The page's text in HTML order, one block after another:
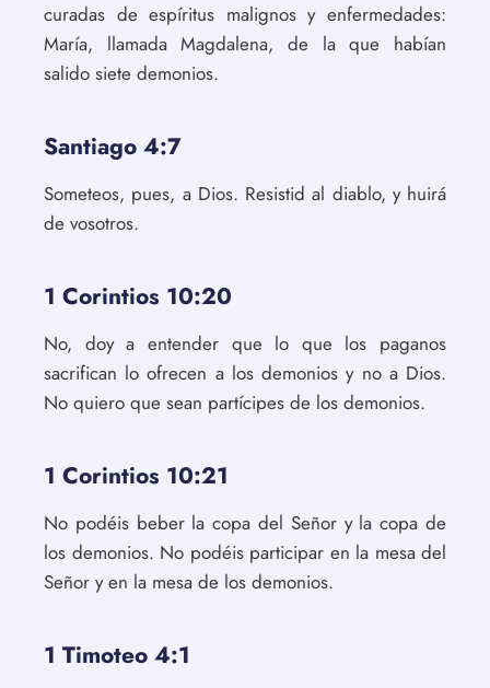
curadas de espíritus malignos y enfermedades:
María, llamada Magdalena, de la que habían
salido siete demonios.
Santiago 4:7
Someteos, pues, a Dios. Resistid al diablo, y huirá
de vosotros.
1 Corintios 10:20
No, doy a entender que lo que los paganos
sacrifican lo ofrecen a los demonios y no a Dios.
No quiero que sean partícipes de los demonios.
1 Corintios 10:21
No podéis beber la copa del Señor y la copa de
los demonios. No podéis participar en la mesa del
Señor y en la mesa de los demonios.
1 Timoteo 4:1